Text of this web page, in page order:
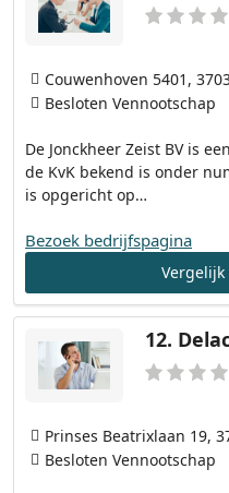
De Jonckheer Zeist BV is
de KvK bekend is onder
is opgericht op…
Couwenhoven 5401,
Besloten Vennootschap
Bezoek bedrijfspagina
12.
Prinses Beatrixlaan 19,
Besloten Vennootschap